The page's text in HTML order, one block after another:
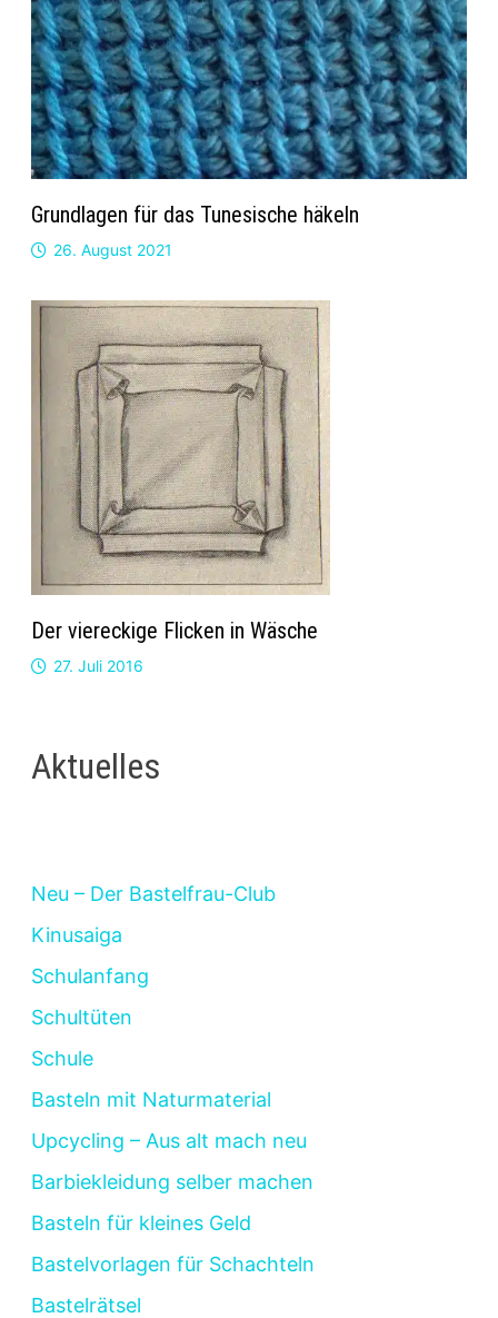
Grundlagen für das Tunesische häkeln
26. August 2021
Der viereckige Flicken in Wäsche
27. Juli 2016
Aktuelles
Neu – Der Bastelfrau-Club
Kinusaiga
Schulanfang
Schultüten
Schule
Basteln mit Naturmaterial
Upcycling – Aus alt mach neu
Barbiekleidung selber machen
Basteln für kleines Geld
Bastelvorlagen für Schachteln
Bastelrätsel